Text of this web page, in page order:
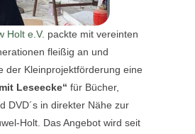
Holt e.V. packte mit vereinten
fleißig an und
der Kleinprojektförderung eine
Leseecke“ für Bücher,
DVD´s in direkter Nähe zur
Holt. Das Angebot wird seit